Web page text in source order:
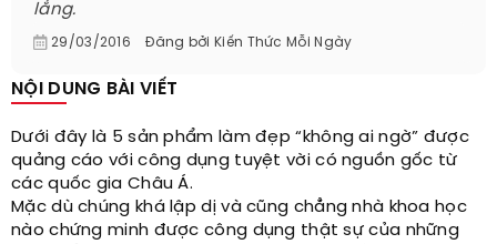
lắng.
29/03/2016 Đăng bởi Kiến Thức Mỗi Ngày
NỘI DUNG BÀI VIẾT
Dưới đây là 5 sản phẩm làm đẹp “không ai ngờ” được
quảng cáo với công dụng tuyệt vời có nguồn gốc từ
các quốc gia Châu Á.
Mặc dù chúng khá lập dị và cũng chẳng nhà khoa học
nào chứng minh được công dụng thật sự của những